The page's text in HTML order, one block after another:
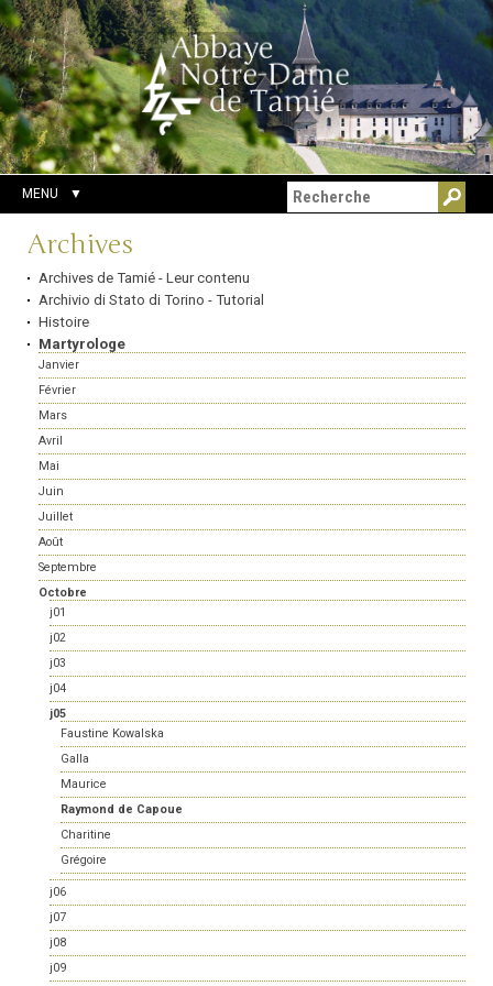
Aller
au
contenu.
|
Aller
à
la
navigation
Outils
personnels
Chercher par
Recherche
avancée…
MENU
Navigation
Archives
Archives de Tamié - Leur contenu
Archivio di Stato di Torino - Tutorial
Histoire
Martyrologe
Janvier
Février
Mars
Avril
Mai
Juin
Juillet
Août
Septembre
Octobre
j01
j02
j03
j04
j05
Faustine Kowalska
Galla
Maurice
Raymond de Capoue
Charitine
Grégoire
j06
j07
j08
j09